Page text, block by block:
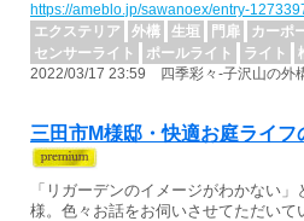
https://ameblo.jp/sawanoex/entry-
エクステリア
外構 生垣 門扉 カーポ
センサーライト
ポールライト ライト
2022/03/17 23:59 四季彩々-子沢山の外
三田市M様邸・快適お庭ライフ
「リガーデンのイメージがわかない
様。色々お話をお伺いさせてただい